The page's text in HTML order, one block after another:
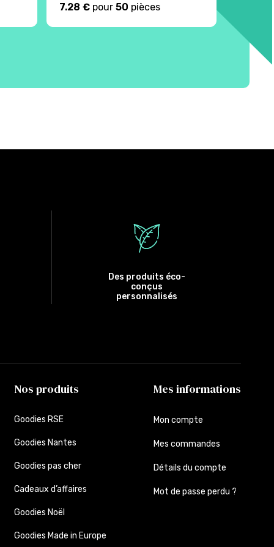
7.28 € pour50 pièces
Des produits éco-
conçus
personnalisés
Nos produits
Goodies RSE
Goodies Nantes
Goodies pas cher
Cadeaux d’affaires
Goodies Noël
Goodies Made in Europe
Mes informations
Mon compte
Mes commandes
Détails du compte
Mot de passe perdu ?